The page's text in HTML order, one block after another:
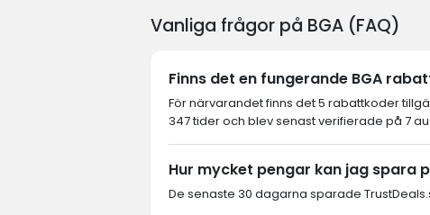
Vanliga frågor på BGA (FAQ)
Finns det en fungerande BGA
För närvarandet finns det 5 rabattkoder
347 tider och blev senast verifierade på 7
Hur mycket pengar kan jag spara
De senaste 30 dagarna sparade